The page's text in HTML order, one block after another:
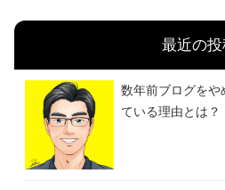
最近の投
数年前ブログをや
ている理由とは？